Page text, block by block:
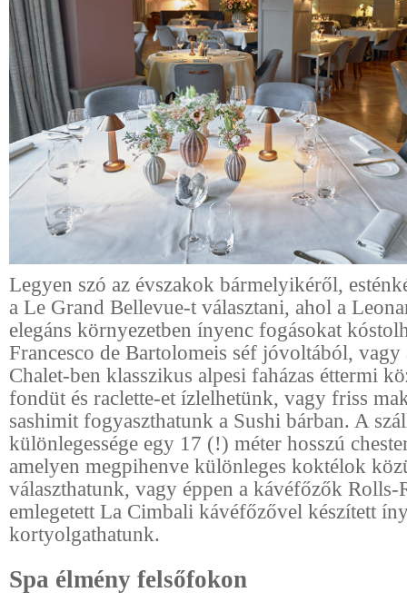
Legyen szó az évszakok bármelyikéről,
a Le Grand Bellevue-t választani, ahol a
elegáns környezetben ínyenc fogásokat
Francesco de Bartolomeis séf jóvoltából, vagy
Chalet-ben klasszikus alpesi faházas éttermi
fondüt és raclette-et ízlelhetünk, vagy friss
sashimit fogyaszthatunk a Sushi bárban. A
különlegessége egy 17 (!) méter hosszú
amelyen megpihenve különleges koktélok
választhatunk, vagy éppen a kávéfőzők Rolls-
emlegetett La Cimbali kávéfőzővel készített
kortyolgathatunk.
Spa élmény felsőfokon